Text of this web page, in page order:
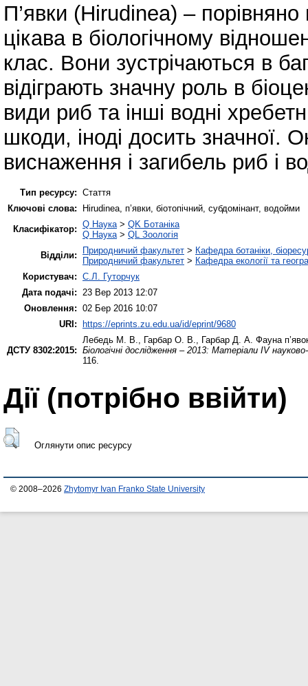
П’явки (Hirudinea) –
цікава в біологічному
клас. Вони зустрічаються в
відіграють значну роль в
види риб та інші водні
шкоди, іноді досить значної.
виснаження і загибель риб і
Тип ресурсу: Стаття
Ключові слова:
Hirudinea, п’явки, біотопічний, субдомінант, водойми
Класифікатор: Q Наука > QK Ботаніка
Q Наука > QL Зоологія
Відділи:
Природничий факультет > Кафедра ботаніки,
Природничий факультет > Кафедра екології та
Користувач: С.Л. Гуторчук
Дата подачі:
23 Вер 2013 12:07
Оновлення: 02 Бер 2016 10:07
URI: https://eprints.zu.edu.ua/id/eprint/9680
ДСТУ 8302:2015:
Лебедь М. В. Гарбар О. В. Гарбар Д. А. Фауна
Біологічні дослідження – 2013: Матеріали IV
116.
Дії ​​(потрібно ввійти)
Оглянути опис ресурсу
© 2008–2026 Zhytomyr Ivan Franko State University